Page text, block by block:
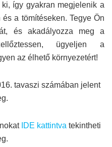
így gyakran megjelenik a
a tömítéseken. Tegye Ön
és akadályozza meg a
ügyeljen a
az élhető környezetért!
tavaszi számában jelent
IDE kattintva tekintheti